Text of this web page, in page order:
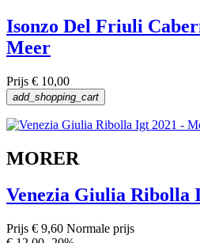
Isonzo Del Friuli
Meer
Prijs € 10,00
add_shopping_cart
MORER
Venezia Giulia Ribolla
Prijs € 9,60 Normale prijs